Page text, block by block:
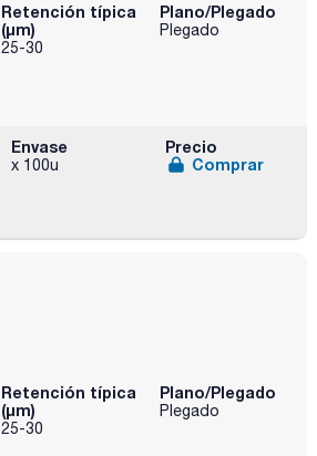
Retención típica
(µm)
25-30
Plano/Plegado
Plegado
Envase
x 100u
Precio
Comprar
Retención típica
(µm)
25-30
Plano/Plegado
Plegado